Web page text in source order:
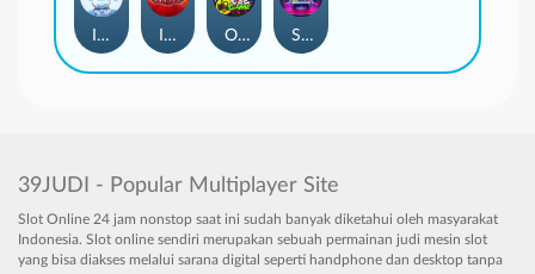
Starstruck
Immortal Fruits Outsourced: Slash Game
Ice Ice Yeti
39JUDI - Popular Multiplayer Site
Slot Online 24 jam nonstop saat ini sudah banyak diketahui oleh masyarakat
Indonesia. Slot online sendiri merupakan sebuah permainan judi mesin slot
yang bisa diakses melalui sarana digital seperti handphone dan desktop tanpa